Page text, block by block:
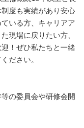
度も実績があり安心
いる方、キャリアア
現場に戻りたい方、
！ぜひ私たちと一緒
ださい。
の委員会や研修会開